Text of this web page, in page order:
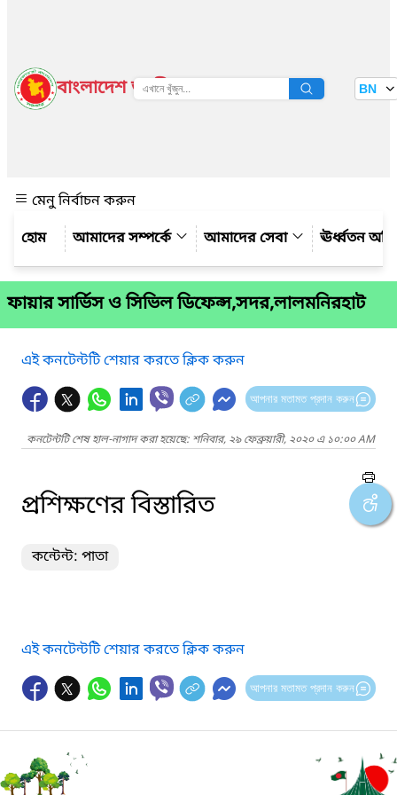
বাংলাদেশ জাতীয় তথ্য বাতায়ন BN
মেনু নির্বাচন করুন
আমাদের সম্পর্কে
আমাদের সেবা ঊর্ধ্বতন
ফায়ার সার্ভিস ও সিভিল ডিফেন্স,সদর,লালমনিরহাট
এই কনটেন্টটি শেয়ার করতে ক্লিক করুন
আপনার মতামত প্রদান করুন
কনটেন্টটি শেষ হাল-নাগাদ করা হয়েছে: শনিবার, ২৯ ফেব্রুয়ারী, ২০২০ এ ১০:০০ AM
প্রশিক্ষণের বিস্তারিত
কন্টেন্ট: পাতা
এই কনটেন্টটি শেয়ার করতে ক্লিক করুন
আপনার মতামত প্রদান করুন